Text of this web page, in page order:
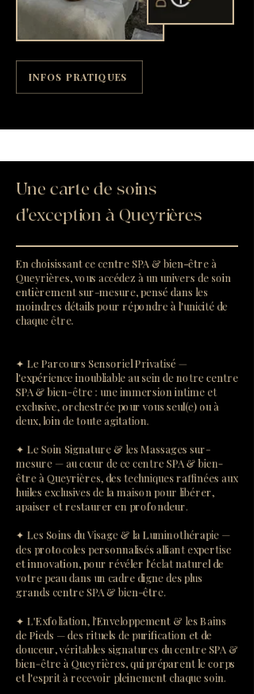
INFOS PRATIQUES
Une carte de soins
d'exception à Queyrières
En choisissant ce centre SPA & bien-être à
Queyrières, vous accédez à un univers de soin
entièrement sur-mesure, pensé dans les
moindres détails pour répondre à l'unicité de
chaque être.
✦ Le Parcours Sensoriel Privatisé —
l'expérience inoubliable au sein de notre centre
SPA & bien-être : une immersion intime et
exclusive, orchestrée pour vous seul(e) ou à
deux, loin de toute agitation.
✦ Le Soin Signature & les Massages sur-
mesure — au cœur de ce centre SPA & bien-
être à Queyrières, des techniques raffinées aux
huiles exclusives de la maison pour libérer,
apaiser et restaurer en profondeur.
✦ Les Soins du Visage & la Luminothérapie —
des protocoles personnalisés alliant expertise
et innovation, pour révéler l'éclat naturel de
votre peau dans un cadre digne des plus
grands centre SPA & bien-être.
✦ L'Exfoliation, l'Enveloppement & les Bains
de Pieds — des rituels de purification et de
douceur, véritables signatures du centre SPA &
bien-être à Queyrières, qui préparent le corps
et l'esprit à recevoir pleinement chaque soin.